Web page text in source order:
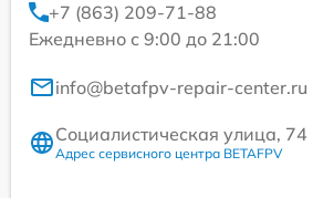
+7 (863) 209-71-88
Ежедневно с 9:00 до 21:00
info@betafpv-repair-center.ru
Социалистическая улица, 74
Адрес сервисного центра BETAFPV